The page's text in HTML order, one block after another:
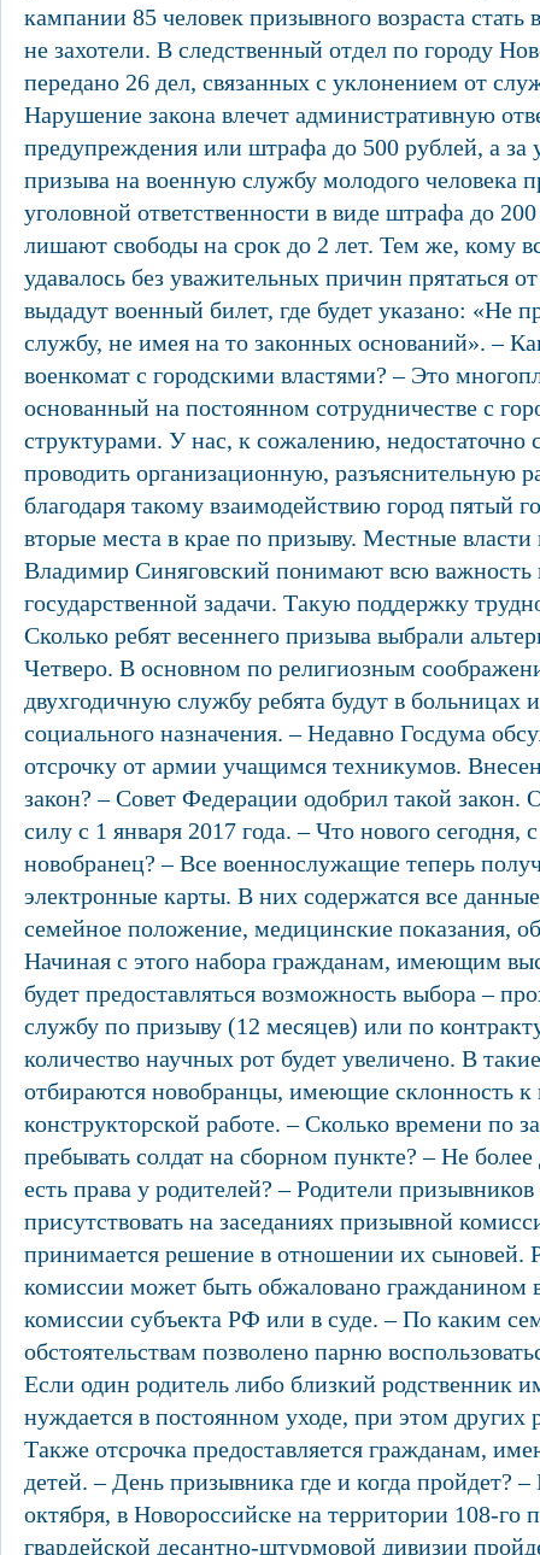
кампании 85 человек призывного возраста стать
не захотели. В следственный отдел по городу
передано 26 дел, связанных с уклонением от
Нарушение закона влечет административную
предупреждения или штрафа до 500 рублей, а за
призыва на военную службу молодого человека
уголовной ответственности в виде штрафа до
лишают свободы на срок до 2 лет. Тем же, кому
удавалось без уважительных причин прятаться
выдадут военный билет, где будет указано: «Не
службу, не имея на то законных оснований». –
военкомат с городскими властями? – Это
основанный на постоянном сотрудничестве с
структурами. У нас, к сожалению, недостаточно
проводить организационную, разъяснительную
благодаря такому взаимодействию город пятый
вторые места в крае по призыву. Местные власти
Владимир Синяговский понимают всю важность
государственной задачи. Такую поддержку
Сколько ребят весеннего призыва выбрали
Четверо. В основном по религиозным
двухгодичную службу ребята будут в больницах
социального назначения. – Недавно Госдума
отсрочку от армии учащимся техникумов.
закон? – Совет Федерации одобрил такой закон.
силу с 1 января 2017 года. – Что нового сегодня,
новобранец? – Все военнослужащие теперь
электронные карты. В них содержатся все
семейное положение, медицинские показания,
Начиная с этого набора гражданам, имеющим
будет предоставляться возможность выбора –
службу по призыву (12 месяцев) или по
количество научных рот будет увеличено. В
отбираются новобранцы, имеющие склонность к
конструкторской работе. – Сколько времени по
пребывать солдат на сборном пункте? – Не
есть права у родителей? – Родители
присутствовать на заседаниях призывной
принимается решение в отношении их сыновей.
комиссии может быть обжаловано гражданином
комиссии субъекта РФ или в суде. – По каким
обстоятельствам позволено парню
Если один родитель либо близкий родственник
нуждается в постоянном уходе, при этом других
Также отсрочка предоставляется гражданам,
детей. – День призывника где и когда пройдет? –
октября, в Новороссийске на территории 108-го
гвардейской десантно-штурмовой дивизии